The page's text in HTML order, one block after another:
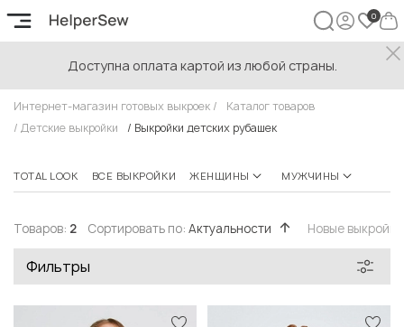
Доступна оплата картой из любой страны.
Выкройки детских рубашек
Интернет-магазин готовых выкроек /
Каталог товаров
/ Детские выкройки / Выкройки детских рубашек
TOTAL LOOK ВСЕ ВЫКРОЙКИ ЖЕНЩИНЫ МУЖЧИНЫ
Сортировать по: Актуальности Новые
Товаров: 2
Фильтры
Быстрый просмотр Быстрый просмотр